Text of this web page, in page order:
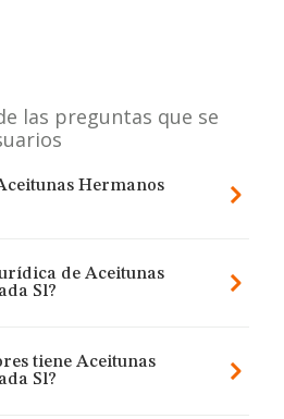
las preguntas que se
Hermanos
de Aceitunas
Sl?
tiene Aceitunas
Sl?